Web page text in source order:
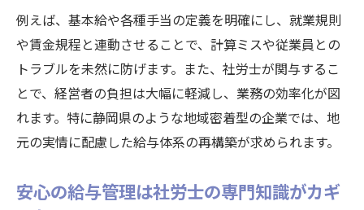
例えば、基本給や各種手当の定義を明確にし、就業規則
や賃金規程と連動させることで、計算ミスや従業員との
トラブルを未然に防げます。また、社労士が関与するこ
とで、経営者の負担は大幅に軽減し、業務の効率化が図
れます。特に静岡県のような地域密着型の企業では、地
元の実情に配慮した給与体系の再構築が求められます。
安心の給与管理は社労士の専門知識がカギ